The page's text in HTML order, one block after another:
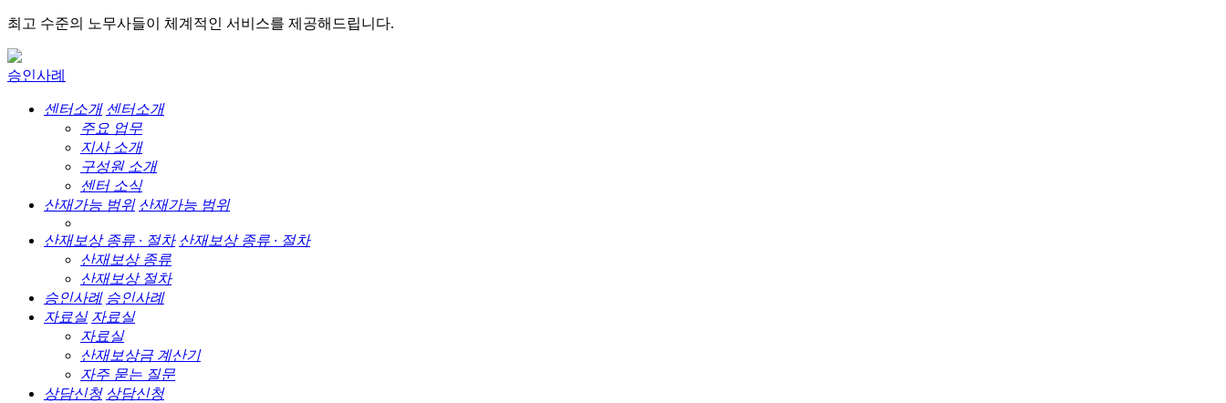
최고 수준의 노무사들이 체계적인 서비스를 제공해드립니다.
승인사례
센터소개 센터소개
주요 업무
지사 소개
구성원 소개
센터 소식
산재가능 범위 산재가능 범위
산재보상 종류 · 절차 산재보상 종류 · 절차
산재보상 종류
산재보상 절차
승인사례 승인사례
자료실 자료실
자료실
산재보상금 계산기
자주 묻는 질문
상담신청 상담신청